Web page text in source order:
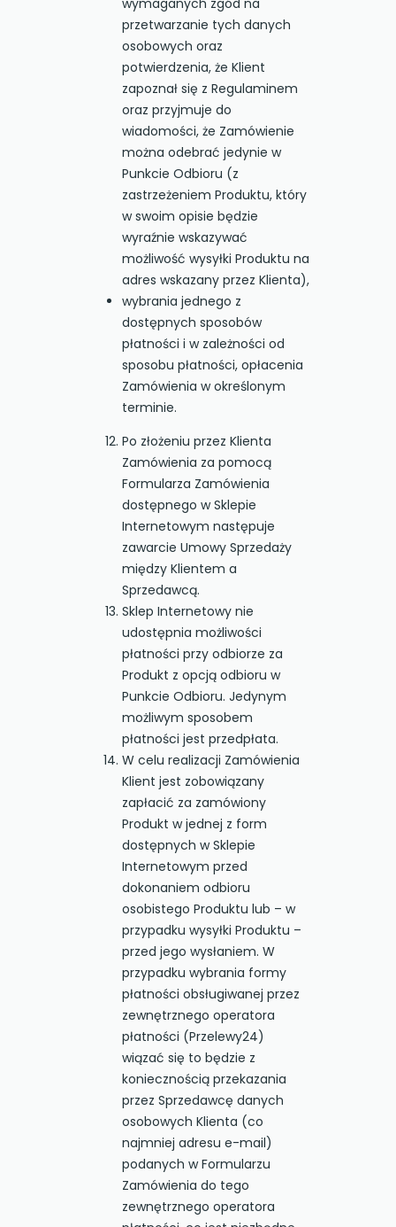
wymaganych zgód na
przetwarzanie tych danych
osobowych oraz
potwierdzenia, że Klient
zapoznał się z Regulaminem
oraz przyjmuje do
wiadomości, że Zamówienie
można odebrać jedynie w
Punkcie Odbioru (z
zastrzeżeniem Produktu, który
w swoim opisie będzie
wyraźnie wskazywać
możliwość wysyłki Produktu na
adres wskazany przez Klienta),
wybrania jednego z
dostępnych sposobów
płatności i w zależności od
sposobu płatności, opłacenia
Zamówienia w określonym
terminie.
Po złożeniu przez Klienta
Zamówienia za pomocą
Formularza Zamówienia
dostępnego w Sklepie
Internetowym następuje
zawarcie Umowy Sprzedaży
między Klientem a
Sprzedawcą.
Sklep Internetowy nie
udostępnia możliwości
płatności przy odbiorze za
Produkt z opcją odbioru w
Punkcie Odbioru. Jedynym
możliwym sposobem
płatności jest przedpłata.
W celu realizacji Zamówienia
Klient jest zobowiązany
zapłacić za zamówiony
Produkt w jednej z form
dostępnych w Sklepie
Internetowym przed
dokonaniem odbioru
osobistego Produktu lub – w
przypadku wysyłki Produktu –
przed jego wysłaniem. W
przypadku wybrania formy
płatności obsługiwanej przez
zewnętrznego operatora
płatności (Przelewy24)
wiązać się to będzie z
koniecznością przekazania
przez Sprzedawcę danych
osobowych Klienta (co
najmniej adresu e-mail)
podanych w Formularzu
Zamówienia do tego
zewnętrznego operatora